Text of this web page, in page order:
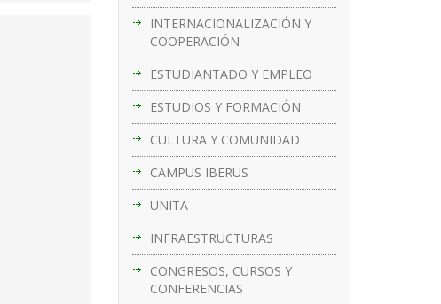
INTERNACIONALIZACIÓN Y
COOPERACIÓN
ESTUDIANTADO Y EMPLEO
ESTUDIOS Y FORMACIÓN
CULTURA Y COMUNIDAD
CAMPUS IBERUS
UNITA
INFRAESTRUCTURAS
CONGRESOS, CURSOS Y
CONFERENCIAS